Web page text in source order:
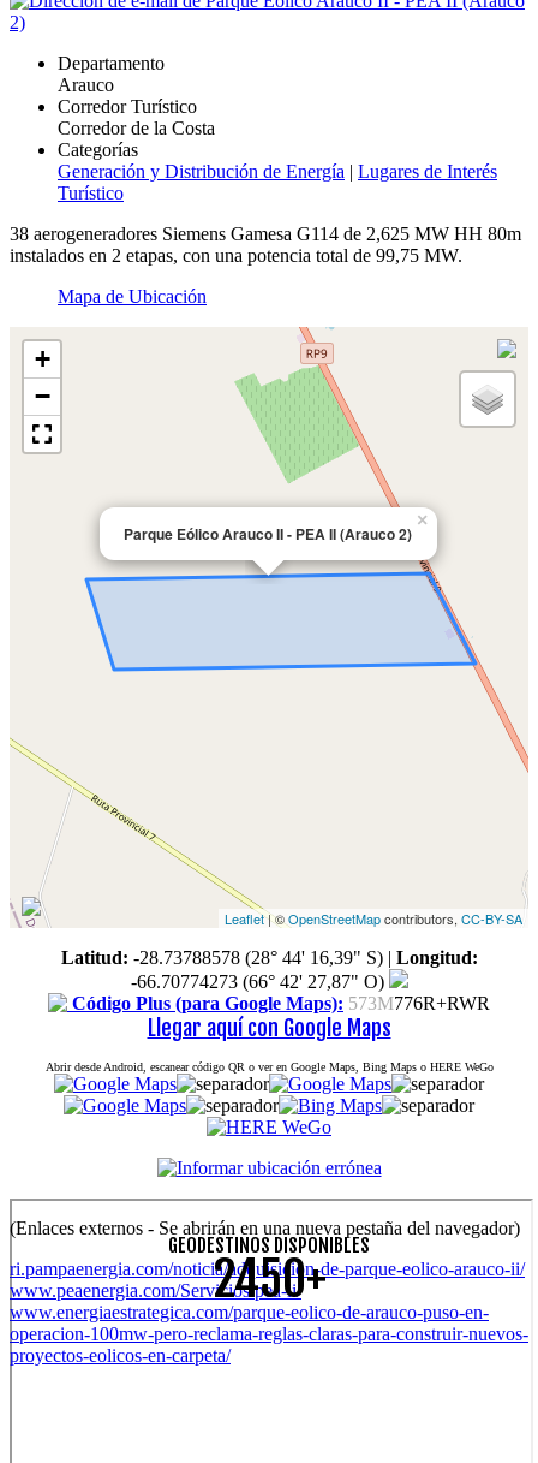
Departamento
Arauco
Corredor Turístico
Corredor de la Costa
Categorías
Generación y Distribución de Energía | Lugares de Interés
Turístico
38 aerogeneradores Siemens Gamesa G114 de 2,625 MW HH 80m
instalados en 2 etapas, con una potencia total de 99,75 MW.
Mapa de Ubicación
Parque Eólico Arauco II - PEA II (Arauco 2)
×
+
−
Leaflet| ©OpenStreetMapcontributors, CC-BY-SA
Latitud: -28.73788578 (28° 44' 16,39" S)| Longitud:
-66.70774273 (66° 42' 27,87" O)
Código Plus (para Google Maps): 573M776R+RWR
Llegar aquí con Google Maps
Abrir desde Android, escanear código QR o ver en Google Maps, Bing Maps o HERE WeGo
(Enlaces externos - Se abrirán en una nueva pestaña del navegador)
ri.pampaenergia.com/noticia/adquisicion-de-parque-eolico-arauco-ii/
www.peaenergia.com/Servicios/pea-ii/
www.energiaestrategica.com/parque-eolico-de-arauco-puso-en-
operacion-100mw-pero-reclama-reglas-claras-para-construir-nuevos-
proyectos-eolicos-en-carpeta/
GEODESTINOS DISPONIBLES
2450+